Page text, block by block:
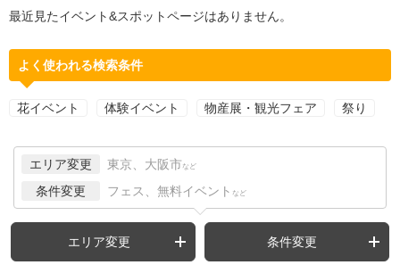
最近見たイベント&スポットページはありません。
よく使われる検索条件
花イベント 体験イベント 物産展・観光フェア 祭り
エリア変更 東京、大阪市 など
条件変更 フェス、無料イベント など
エリア変更 条件変更